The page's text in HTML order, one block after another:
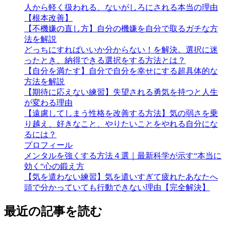
人から軽く扱われる、ないがしろにされる本当の理由
【根本改善】
【不機嫌の直し方】自分の機嫌を自分で取るガチな方
法を解説
どっちにすればいいか分からない！を解決。選択に迷
ったとき、納得できる選択をする方法とは？
【自分を満たす】自分で自分を幸せにする超具体的な
方法を解説
【期待に応えない練習】失望される勇気を持つと人生
が変わる理由
【遠慮してしまう性格を改善する方法】気の弱さを乗
り越え、好きなこと、やりたいことをやれる自分にな
るには？
プロフィール
メンタルを強くする方法４選｜最新科学が示す“本当に
効く“心の鍛え方
【気を遣わない練習】気を遣いすぎて疲れたあなたへ
頭で分かっていても行動できない理由【完全解決】
最近の記事を読む